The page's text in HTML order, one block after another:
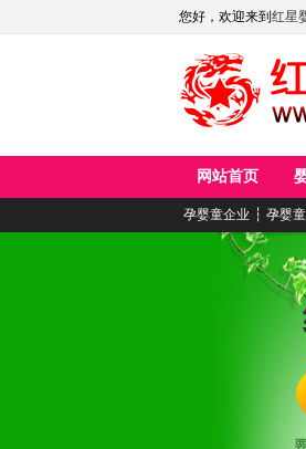
您好，欢迎来到 红星
网站首页
孕婴童企业 ┆ 孕婴